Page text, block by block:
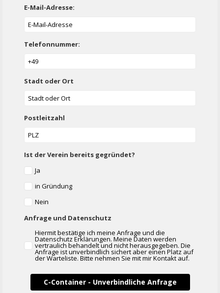
E-Mail-Adresse:
Telefonnummer:
Stadt oder Ort
Postleitzahl
Ist der Verein bereits gegründet?
Ja
in Gründung
Nein
Anfrage und Datenschutz
Hiermit bestätige ich meine Anfrage und die
Datenschutz Erklärungen. Meine Daten werden
vertraulich behandelt und nicht herausgegeben. Die
Anfrage ist unverbindlich sichert aber einen Platz auf
der Warteliste. Bitte nehmen Sie mit mir Kontakt auf.
C-Container - Unverbindliche Anfrage